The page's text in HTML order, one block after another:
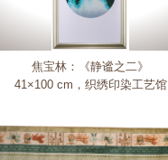
焦宝林：《静谧之二》
41×100 cm，织绣印染工艺馆